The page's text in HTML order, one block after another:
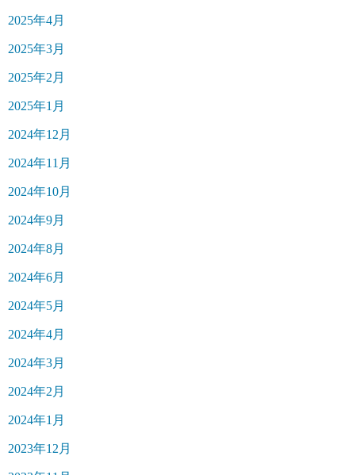
2025年4月
2025年3月
2025年2月
2025年1月
2024年12月
2024年11月
2024年10月
2024年9月
2024年8月
2024年6月
2024年5月
2024年4月
2024年3月
2024年2月
2024年1月
2023年12月